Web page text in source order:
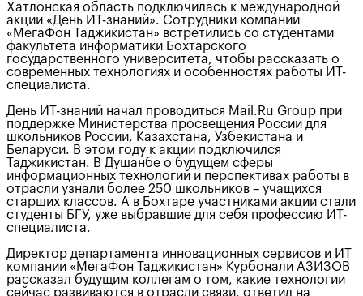
Хатлонская область подключилась к международной
акции «День ИТ-знаний». Сотрудники компании
«МегаФон Таджикистан» встретились со студентами
факультета информатики Бохтарского
государственного университета, чтобы рассказать о
современных технологиях и особенностях работы ИТ-
специалиста.
День ИТ-знаний начал проводиться Mail.Ru Group при
поддержке Министерства просвещения России для
школьников России, Казахстана, Узбекистана и
Беларуси. В этом году к акции подключился
Таджикистан. В Душанбе о будущем сферы
информационных технологий и перспективах работы в
отрасли узнали более 250 школьников – учащихся
старших классов. А в Бохтаре участниками акции стали
студенты БГУ, уже выбравшие для себя профессию ИТ-
специалиста.
Директор департамента инновационных сервисов и ИТ
компании «МегаФон Таджикистан» Курбонали АЗИЗОВ
рассказал будущим коллегам о том, какие технологии
сейчас развиваются в отрасли связи, ответил на